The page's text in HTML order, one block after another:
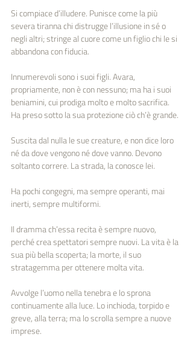
Si compiace d’illudere. Punisce come la più
severa tiranna chi distrugge l’illusione in sé o
negli altri; stringe al cuore come un figlio chi le si
abbandona con fiducia.
Innumerevoli sono i suoi figli. Avara,
propriamente, non è con nessuno; ma ha i suoi
beniamini, cui prodiga molto e molto sacrifica.
Ha preso sotto la sua protezione ciò ch’è grande.
Suscita dal nulla le sue creature, e non dice loro
né da dove vengono né dove vanno. Devono
soltanto correre. La strada, la conosce lei.
Ha pochi congegni, ma sempre operanti, mai
inerti, sempre multiformi.
Il dramma ch’essa recita è sempre nuovo,
perché crea spettatori sempre nuovi. La vita è la
sua più bella scoperta; la morte, il suo
stratagemma per ottenere molta vita.
Avvolge l’uomo nella tenebra e lo sprona
continuamente alla luce. Lo inchioda, torpido e
greve, alla terra; ma lo scrolla sempre a nuove
imprese.